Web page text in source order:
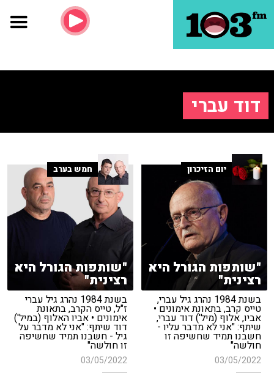
דוד עברי
יום הזיכרון
"שותפות הגורל היא
רצינית"
בשנת 1984 נהרג גיל עברי,
טייס קרב, בתאונת אימונים •
אביו, אלוף (מיל') דוד עברי,
שיתף: "אני לא מדבר עליו -
חשבנו תמיד שחשיפה זו
חולשה"
03/05/2022
חמש בערב
"שותפות הגורל היא
רצינית"
בשנת 1984 נהרג גיל עברי
ז"ל, טייס הקרב, בתאונת
אימונים • אביו האלוף (במיל')
דוד שיתף: "אני לא מדבר על
גיל - חשבנו תמיד שחשיפה
זו חולשה"
03/05/2022